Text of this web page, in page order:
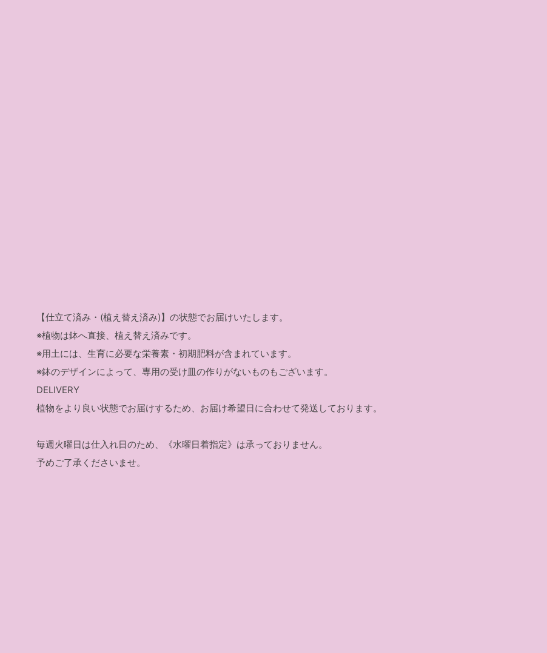
【仕立て済み・(植え替え済み)】の状態でお届けいたします。
※植物は鉢へ直接、植え替え済みです。
※用土には、生育に必要な栄養素・初期肥料が含まれています。
※鉢のデザインによって、専用の受け皿の作りがないものもございます。
DELIVERY
植物をより良い状態でお届けするため、お届け希望日に合わせて発送しております。
毎週火曜日は仕入れ日のため、《水曜日着指定》は承っておりません。
予めご了承くださいませ。